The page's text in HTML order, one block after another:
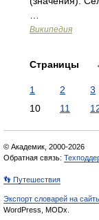
Википедия
Страницы
1 2 3
10
11
© Академик, 2000-2026
Обратная связь:
👣 Путешествия
Экспорт словарей на
WordPress, MODx.